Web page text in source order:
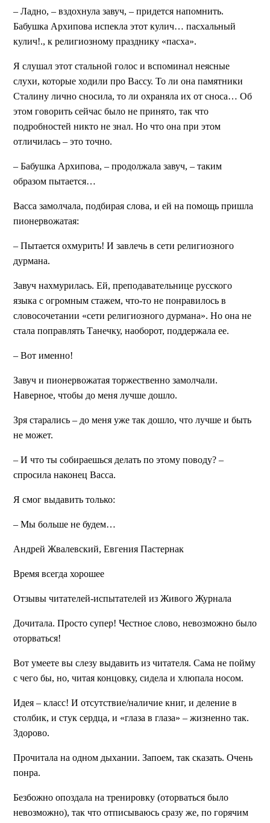
– Ладно, – вздохнула завуч, – придется напомнить.
Бабушка Архипова испекла этот кулич… пасхальный
кулич!., к религиозному празднику «пасха».
Я слушал этот стальной голос и вспоминал неясные
слухи, которые ходили про Вассу. То ли она памятники
Сталину лично сносила, то ли охраняла их от сноса… Об
этом говорить сейчас было не принято, так что
подробностей никто не знал. Но что она при этом
отличилась – это точно.
– Бабушка Архипова, – продолжала завуч, – таким
образом пытается…
Васса замолчала, подбирая слова, и ей на помощь пришла
пионервожатая:
– Пытается охмурить! И завлечь в сети религиозного
дурмана.
Завуч нахмурилась. Ей, преподавательнице русского
языка с огромным стажем, что-то не понравилось в
словосочетании «сети религиозного дурмана». Но она не
стала поправлять Танечку, наоборот, поддержала ее.
– Вот именно!
Завуч и пионервожатая торжественно замолчали.
Наверное, чтобы до меня лучше дошло.
Зря старались – до меня уже так дошло, что лучше и быть
не может.
– И что ты собираешься делать по этому поводу? –
спросила наконец Васса.
Я смог выдавить только:
– Мы больше не будем…
Андрей Жвалевский, Евгения Пастернак
Время всегда хорошее
Отзывы читателей-испытателей из Живого Журнала
Дочитала. Просто супер! Честное слово, невозможно было
оторваться!
Вот умеете вы слезу выдавить из читателя. Сама не пойму
с чего бы, но, читая концовку, сидела и хлюпала носом.
Идея – класс! И отсутствие/наличие книг, и деление в
столбик, и стук сердца, и «глаза в глаза» – жизненно так.
Здорово.
Прочитала на одном дыхании. Запоем, так сказать. Очень
понра.
Безбожно опоздала на тренировку (оторваться было
невозможно), так что отписываюсь сразу же, по горячим